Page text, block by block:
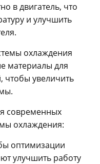
в двигатель, что
и улучшить
охлаждения
материалы для
чтобы увеличить
современных
охлаждения:
оптимизации
улучшить работу